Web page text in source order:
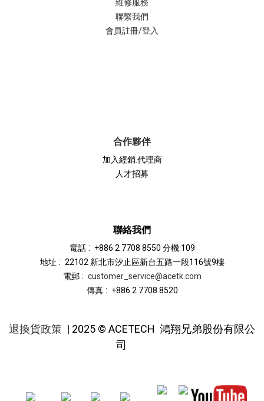
維修服務
聯繫我們
會員註冊/登入
合作夥伴
加入經銷.代理商
人才招募
聯絡我們
電話: +886 2 7708 8550 分機:109
地址 : 22102 新北市汐止區新台五路一段116號9樓
電郵: customer_service@acetk.com
傳真: +886 2 7708 8520
退換貨政策 | 2025 © ACETECH 鴻翔兄弟股份有限公
司